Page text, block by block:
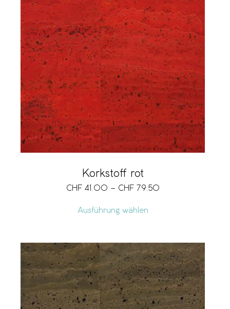
Korkstoff rot
CHF 41.00 – CHF 79.50
Ausführung wählen